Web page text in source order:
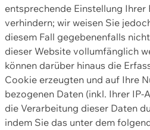
entsprechende Einstellung
verhindern; wir weisen Sie
diesem Fall gegebenenfalls
dieser Website vollumfänglich
können darüber hinaus die
Cookie erzeugten und auf Ihre
bezogenen Daten (inkl. Ihrer IP-
die Verarbeitung dieser Daten
indem Sie das unter dem